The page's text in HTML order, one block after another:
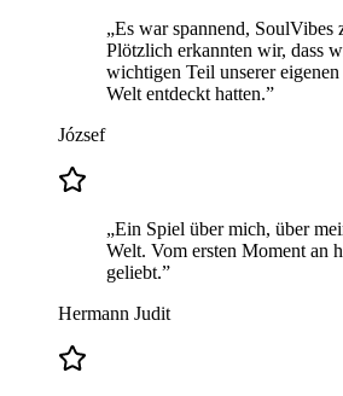
„Es war spannend, SoulVibes
Plötzlich erkannten wir, dass
wichtigen Teil unserer
Welt entdeckt hatten.”
József
„Ein Spiel über mich, über
Welt. Vom ersten Moment an
geliebt.”
Hermann Judit